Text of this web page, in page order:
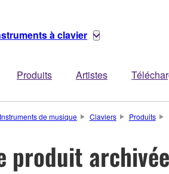
à clavier
Produits Artistes
Instruments de musique Claviers Produits
produit archivée